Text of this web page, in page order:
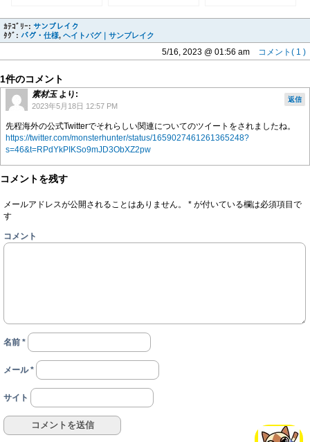
ンブレイクMHRise
殴って発動率を検証し
ズサンブレイク
武器の新スタイルを発
ｶﾃｺﾞﾘｰ: サンブレイク
ﾀｸﾞ: バグ・仕様, ヘイトバグ｜サンブレイク
5/16, 2023 @ 01:56 am コメント( 1 )
1件のコメント
素材玉 より:
2023年5月18日 12:57 PM
先程海外の公式Twitterでそれらしい関連についてのツイートをされましたね。
https://twitter.com/monsterhunter/status/1659027461261365248?
s=46&t=RPdYkPIKSo9mJD3ObXZ2pw
返信
コメントを残す
メールアドレスが公開されることはありません。 * が付いている欄は必須項目で
す
コメント
名前 *
メール*
サイト